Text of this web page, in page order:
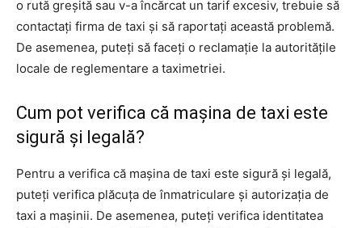
o rută greșită sau v-a încărcat un tarif excesiv, trebuie să
contactați firma de taxi și să raportați această problemă.
De asemenea, puteți să faceți o reclamație la autoritățile
locale de reglementare a taximetriei.
Cum pot verifica că mașina de taxi este
sigură și legală?
Pentru a verifica că mașina de taxi este sigură și legală,
puteți verifica plăcuța de înmatriculare și autorizația de
taxi a mașinii. De asemenea, puteți verifica identitatea